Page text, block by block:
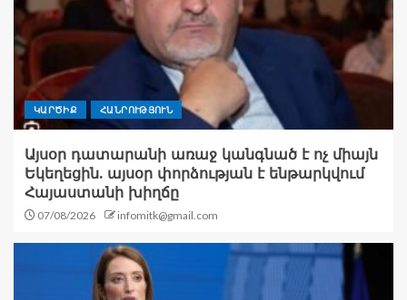
ԿԱՐԾԻՔ ՀԱՆՐՈՒԹՅՈՒՆ
Այսօր դատարանի առաջ կանգնած է ոչ միայն
Եկեղեցին. այսօր փորձության է ենթարկվում
Հայաստանի խիղճը
07/08/2026 infomitk@gmail.com